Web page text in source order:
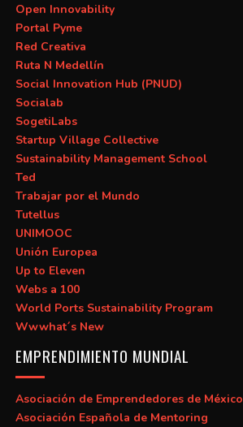
Open Innovability
Portal Pyme
Red Creativa
Ruta N Medellín
Social Innovation Hub (PNUD)
Socialab
SogetiLabs
Startup Village Collective
Sustainability Management School
Ted
Trabajar por el Mundo
Tutellus
UNIMOOC
Unión Europea
Up to Eleven
Webs a 100
World Ports Sustainability Program
Wwwhat´s New
EMPRENDIMIENTO MUNDIAL
Asociación de Emprendedores de México
Asociación Española de Mentoring